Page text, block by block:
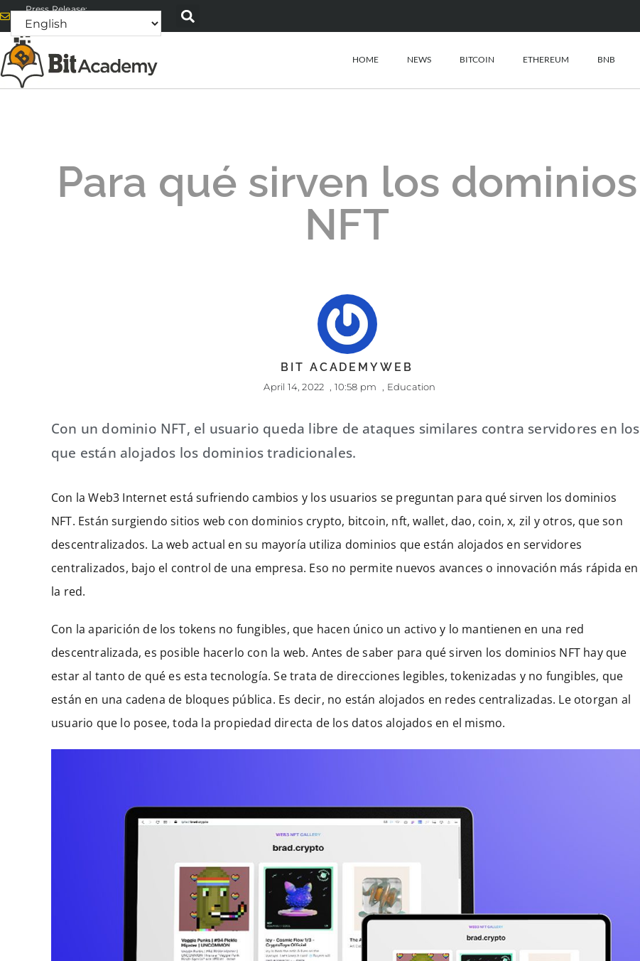
Press Release:
alex@bitacademyweb.com
HOME NEWS BITCOIN ETHEREUM BNB
Para qué sirven los dominios
NFT
BIT ACADEMYWEB
April 14, 2022 10:58 pm Education
Con un dominio NFT, el usuario queda libre de ataques similares contra servidores en los
que están alojados los dominios tradicionales.
Con la Web3 Internet está sufriendo cambios y los usuarios se preguntan para qué sirven los dominios
NFT. Están surgiendo sitios web con dominios crypto, bitcoin, nft, wallet, dao, coin, x, zil y otros, que son
descentralizados. La web actual en su mayoría utiliza dominios que están alojados en servidores
centralizados, bajo el control de una empresa. Eso no permite nuevos avances o innovación más rápida en
la red.
Con la aparición de los tokens no fungibles, que hacen único un activo y lo mantienen en una red
descentralizada, es posible hacerlo con la web. Antes de saber para qué sirven los dominios NFT hay que
estar al tanto de qué es esta tecnología. Se trata de direcciones legibles, tokenizadas y no fungibles, que
están en una cadena de bloques pública. Es decir, no están alojados en redes centralizadas. Le otorgan al
usuario que lo posee, toda la propiedad directa de los datos alojados en el mismo.